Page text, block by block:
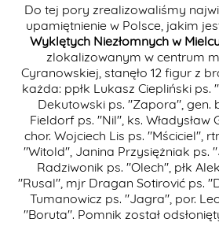
Do tej pory zrealizowaliśmy
upamiętnienie w Polsce, jakim
Wyklętych Niezłomnych w
zlokalizowanym w centrum
Cyranowskiej, stanęło 12 figur z
każda: ppłk Lukasz Ciepliński ps.
Dekutowski ps. "Zapora", gen.
Fieldorf ps. "Nil", ks. Władysław
chor. Wojciech Lis ps. "Mściciel",
"Witold", Janina Przysiężniak ps.
Radziwonik ps. "Olech", płk
"Rusal", mjr Dragan Sotirović ps.
Tumanowicz ps. "Jagra", por.
"Boruta". Pomnik został